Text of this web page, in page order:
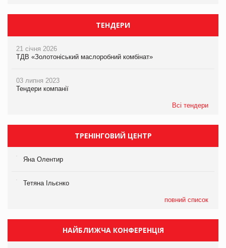
ТЕНДЕРИ
21 січня 2026
ТДВ «Золотоніський маслоробний комбінат»
03 липня 2023
Тендери компанії
Всі тендери
ТРЕНІНГОВИЙ ЦЕНТР
Яна Олентир
Тетяна Ільєнко
повний список
НАЙБЛИЖЧА КОНФЕРЕНЦІЯ